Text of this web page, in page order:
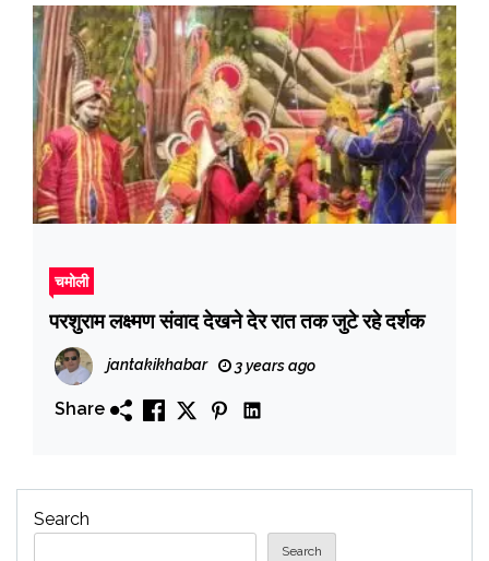
चमोली
परशुराम लक्ष्मण संवाद देखने देर रात तक जुटे रहे दर्शक
jantakikhabar 3 years ago
Share
Search
Search